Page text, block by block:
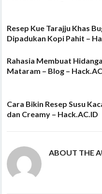
Resep Kue Tarajju Khas
Dipadukan Kopi Pahit –
Rahasia Membuat
Mataram – Blog –
Cara Bikin Resep Susu
dan Creamy – Hack.AC.ID
ABOUT THE